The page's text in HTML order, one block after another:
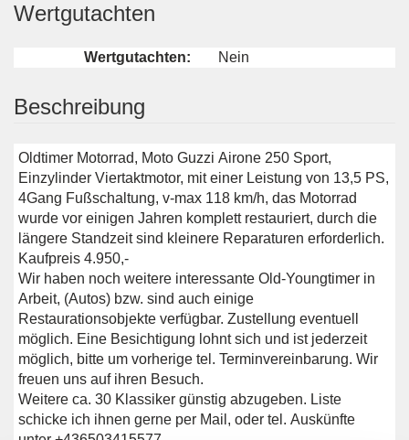
Wertgutachten
Wertgutachten: Nein
Beschreibung
Oldtimer Motorrad, Moto Guzzi Airone 250 Sport,
Einzylinder Viertaktmotor, mit einer Leistung von 13,5 PS,
4Gang Fußschaltung, v-max 118 km/h, das Motorrad
wurde vor einigen Jahren komplett restauriert, durch die
längere Standzeit sind kleinere Reparaturen erforderlich.
Kaufpreis 4.950,-
Wir haben noch weitere interessante Old-Youngtimer in
Arbeit, (Autos) bzw. sind auch einige
Restaurationsobjekte verfügbar. Zustellung eventuell
möglich. Eine Besichtigung lohnt sich und ist jederzeit
möglich, bitte um vorherige tel. Terminvereinbarung. Wir
freuen uns auf ihren Besuch.
Weitere ca. 30 Klassiker günstig abzugeben. Liste
schicke ich ihnen gerne per Mail, oder tel. Auskünfte